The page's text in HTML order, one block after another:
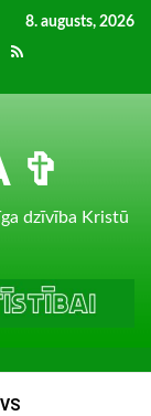
8. augusts, 2026
RSS
✞
dzīvība Kristū